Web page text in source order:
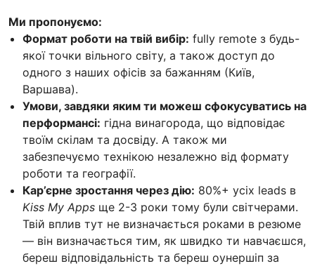
Ми пропонуємо:
Формат роботи на твій вибір: fully remote з будь-
якої точки вільного світу, а також доступ до
одного з наших офісів за бажанням (Київ,
Варшава).
Умови, завдяки яким ти можеш сфокусуватись на
перформансі: гідна винагорода, що відповідає
твоїм скілам та досвіду. А також ми
забезпечуємо технікою незалежно від формату
роботи та географії.
Кар’єрне зростання через дію: 80%+ усіх leads в
Kiss My Apps ще 2-3 роки тому були світчерами.
Твій вплив тут не визначається роками в резюме
— він визначається тим, як швидко ти навчаєшся,
береш відповідальність та береш оунершіп за